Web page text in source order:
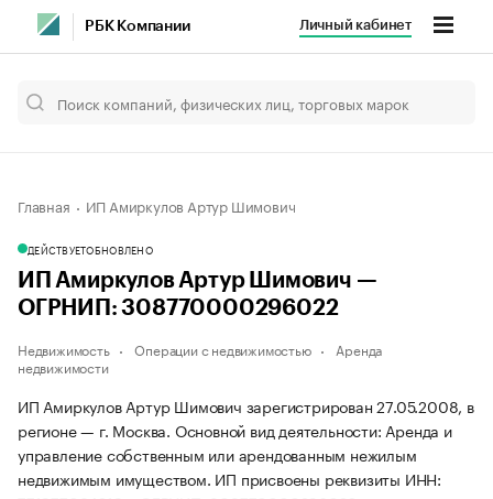
РБК Компании Личный кабинет
Главная ИП Амиркулов Артур Шимович
ДЕЙСТВУЕТОБНОВЛЕНО
ИП Амиркулов Артур Шимович —
ОГРНИП: 308770000296022
Недвижимость Операции с недвижимостью
Аренда
недвижимости
ИП Амиркулов Артур Шимович зарегистрирован 27.05.2008, в
регионе — г. Москва. Основной вид деятельности: Аренда и
управление собственным или арендованным нежилым
недвижимым имуществом. ИП присвоены реквизиты ИНН: